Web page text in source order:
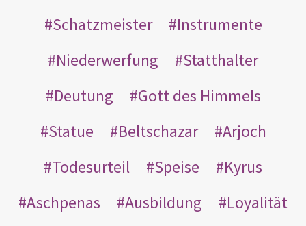
Schatzmeister
Instrumente
Niederwerfung
Statthalter
Deutung
Gott des Himmels
Statue
Beltschazar
Arjoch
Todesurteil
Speise
Kyrus
Aschpenas
Ausbildung
Loyalität